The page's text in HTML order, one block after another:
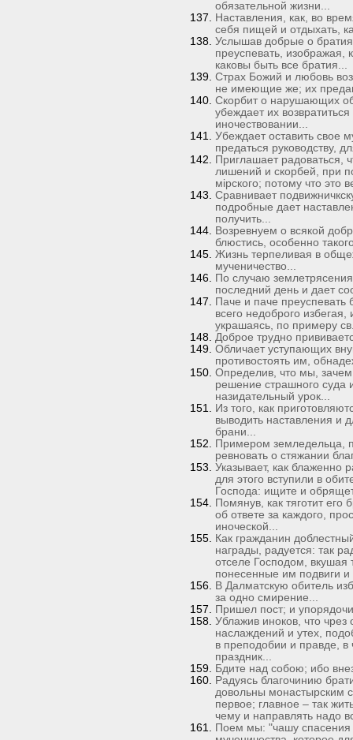
обязательной жизни...
Наставления, как, во
себя пищей и отдыхать,
Услышав добрые о
преуспевать, изображая,
каковы быть все братия...
Страх Божий и любовь
не имеющие же; их
Скорбит о нарушающих
убеждает их
иночествовании...
Убеждает оставить свое
предаться руководству,
Приглашает радоваться,
лишений и скорбей, при
мiрского; потому что это
Сравнивает
подробные дает
получить...
Возревнуем о всякой
блюстись, особенно
Жизнь терпеливая в
мученичество...
По случаю
последний день и дает
Паче и паче преуспевать
всего недоброго
украшаясь, по примеру
Доброе трудно
Обличает уступающих
противостоять им,
Определив, что мы,
решение страшного суда
назидательный урок...
Из того, как
выводить наставления и
брани...
Примером земледельца,
ревновать о стяжании
Указывает, как блаженно
для этого вступили в
Господа: ищите и
Помянув, как тяготит
об ответе за каждого,
иноческой...
Как гражданин
награды, радуется: так
отселе Господом, вкушая
понесенные им подвиги и
В Далматскую обитель
за одно смирение...
Пришел пост; и
Ублажив иноков, что чрез
наслаждений и утех,
в преподобии и правде,
праздник...
Бдите над собою; ибо
Радуясь благочинию
довольны монастырским
первое; главное – так
чему и направлять надо
Поем мы: "чашу спасения